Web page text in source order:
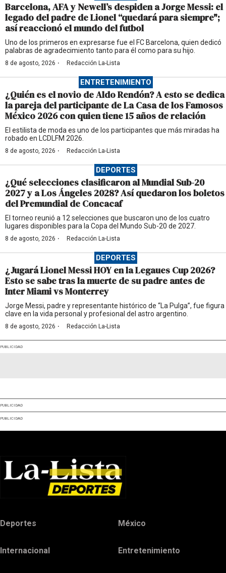
Barcelona, AFA y Newell’s despiden a Jorge Messi: el
legado del padre de Lionel “quedará para siempre";
así reaccionó el mundo del futbol
Uno de los primeros en expresarse fue el FC Barcelona, quien dedicó
palabras de agradecimiento tanto para él como para su hijo.
8 de agosto, 2026 · Redacción La-Lista
ENTRETENIMIENTO
¿Quién es el novio de Aldo Rendón? A esto se dedica
la pareja del participante de La Casa de los Famosos
México 2026 con quien tiene 15 años de relación
El estilista de moda es uno de los participantes que más miradas ha
robado en LCDLFM 2026.
8 de agosto, 2026 · Redacción La-Lista
DEPORTES
¿Qué selecciones clasificaron al Mundial Sub-20
2027 y a Los Ángeles 2028? Así quedaron los boletos
del Premundial de Concacaf
El torneo reunió a 12 selecciones que buscaron uno de los cuatro
lugares disponibles para la Copa del Mundo Sub-20 de 2027.
8 de agosto, 2026 · Redacción La-Lista
DEPORTES
¿Jugará Lionel Messi HOY en la Legaues Cup 2026?
Esto se sabe tras la muerte de su padre antes de
Inter Miami vs Monterrey
Jorge Messi, padre y representante histórico de “La Pulga”, fue figura
clave en la vida personal y profesional del astro argentino.
8 de agosto, 2026 · Redacción La-Lista
PUBLICIDAD
PUBLICIDAD
PUBLICIDAD
Deportes México
Internacional Entretenimiento